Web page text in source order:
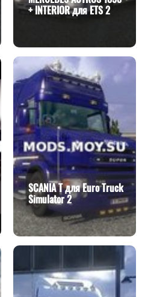
+ INTERIOR для ETS 2
SCANIA T для Euro Truck
Simulator 2